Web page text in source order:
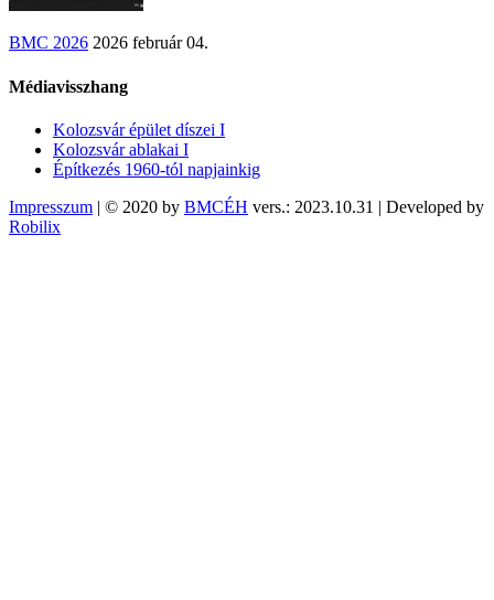
BMC 2026 2026 február 04.
Médiavisszhang
Kolozsvár épület díszei I
Kolozsvár ablakai I
Építkezés 1960-tól napjainkig
Impresszum | © 2020 by BMCÉH vers.: 2023.10.31 | Developed by
Robilix